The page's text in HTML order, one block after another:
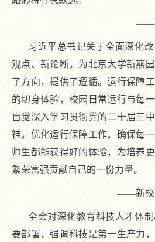
——
习近平总书记关于全面深化
观点、新论断，为北京大学新燕
了方向，提供了遵循。运行保障
的切身体验，校园日常运行与每
自觉深入学习贯彻党的二十届三
神，优化运行保障工作，确保每
师生都能获得好的体验，为培养
繁荣富强贡献自己的一份力量。
——新校
全会对深化教育科技人才体
要部署，强调科技是第一生产力